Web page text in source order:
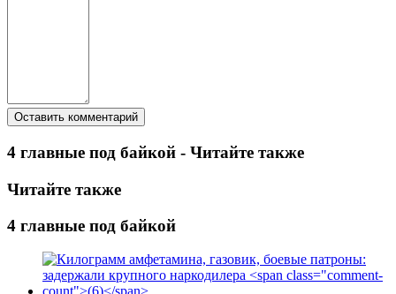
4 главные под байкой - Читайте также
Читайте также
4 главные под байкой